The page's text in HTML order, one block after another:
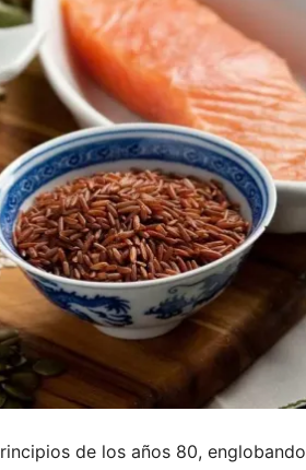
de los años 80, englobando